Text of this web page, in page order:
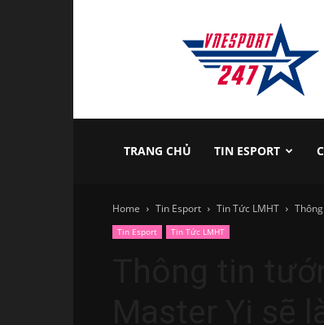
vnesport247
TRANG CHỦ TIN ESPORT
Home Tin Esport Tin Tức LMHT
Tin Esport Tin Tức LMHT